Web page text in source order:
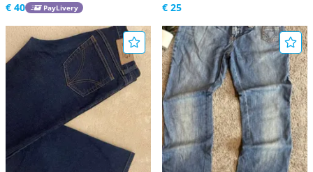
29 / M
€ 40 PayLivery
27 / S, 28 / S
€ 25